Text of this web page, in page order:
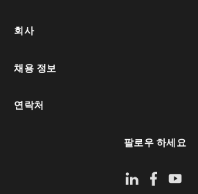
회사
채용 정보
연락처
팔로우 하세요